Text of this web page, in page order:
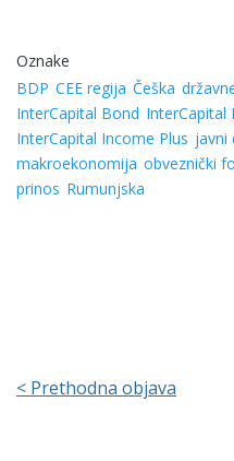
Oznake
BDP CEE regija Češka
InterCapital Bond InterCapital
InterCapital Income Plus javni
makroekonomija obveznički
prinos Rumunjska
< Prethodna objava